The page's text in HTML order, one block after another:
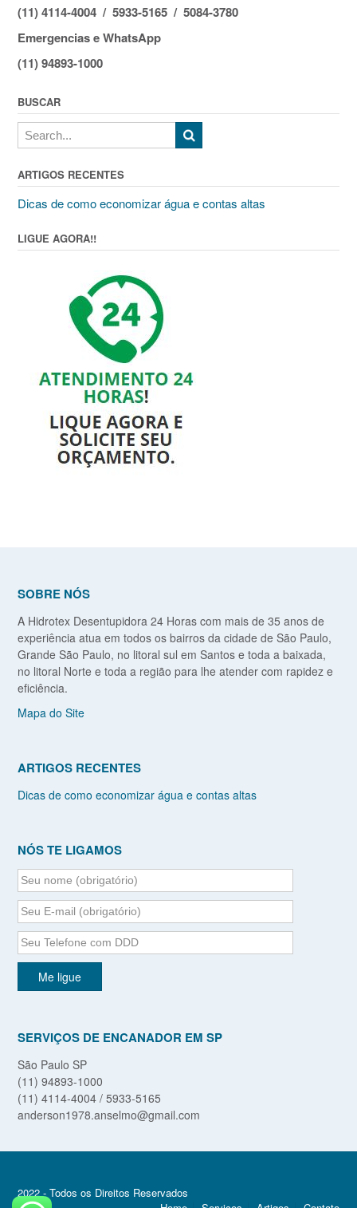
(11) 4114-4004 / 5933-5165 / 5084-3780
Emergencias e WhatsApp
(11) 94893-1000
BUSCAR
ARTIGOS RECENTES
Dicas de como economizar água e contas altas
LIGUE AGORA!!
SOBRE NÓS
A Hidrotex Desentupidora 24 Horas com mais de 35 anos de
experiência atua em todos os bairros da cidade de São Paulo,
Grande São Paulo, no litoral sul em Santos e toda a baixada,
no litoral Norte e toda a região para lhe atender com rapidez e
eficiência.
Mapa do Site
ARTIGOS RECENTES
Dicas de como economizar água e contas altas
NÓS TE LIGAMOS
SERVIÇOS DE ENCANADOR EM SP
São Paulo SP
(11) 94893-1000
(11) 4114-4004 / 5933-5165
anderson1978.anselmo@gmail.com
2022 - Todos os Direitos Reservados